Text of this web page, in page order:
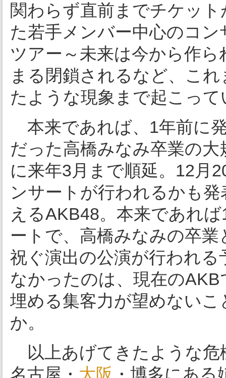
関わらず直前までチケッ
た若手メンバー中心のコ
ツアー～未来は今から作
まる閉鎖されるなど、こ
たような現象まで起こって
本来であれば、1年前に
だった高橋みなみ卒業の
に来年3月まで順延。12月
ンサートが行われるかも
えるAKB48。本来であれ
ートで、高橋みなみの卒
祝ぐ演出の公演が行われ
なかったのは、現在の
埋める集客力が望めない
か。
以上あげてきたような危
名古屋・ 大阪 ・博多にあ